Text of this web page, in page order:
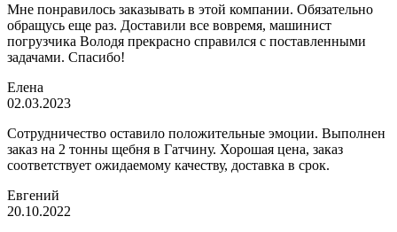
Мне понравилось заказывать в этой компании. Обязательно
обращусь еще раз. Доставили все вовремя, машинист
погрузчика Володя прекрасно справился с поставленными
задачами. Спасибо!
Елена
02.03.2023
Сотрудничество оставило положительные эмоции. Выполнен
заказ на 2 тонны щебня в Гатчину. Хорошая цена, заказ
соответствует ожидаемому качеству, доставка в срок.
Евгений
20.10.2022